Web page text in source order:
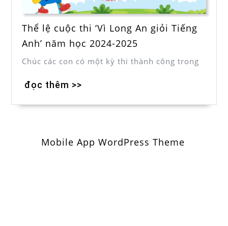
Thể lệ cuộc thi ‘Vì Long An giỏi Tiếng
Anh’ năm học 2024-2025
Chúc các con có một kỳ thi thành công trong
đọc thêm >>
Mobile App WordPress Theme